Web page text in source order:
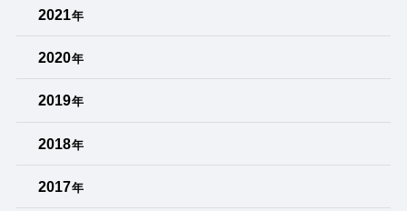
2021年
2020年
2019年
2018年
2017年